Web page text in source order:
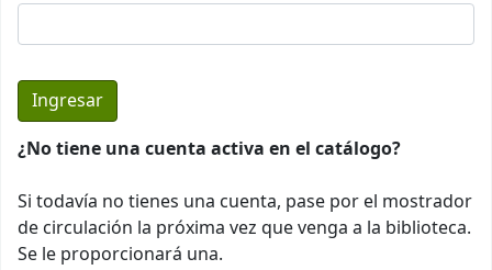
¿No tiene una cuenta activa en el catálogo?
Si todavía no tienes una cuenta, pase por el mostrador
de circulación la próxima vez que venga a la biblioteca.
Se le proporcionará una.